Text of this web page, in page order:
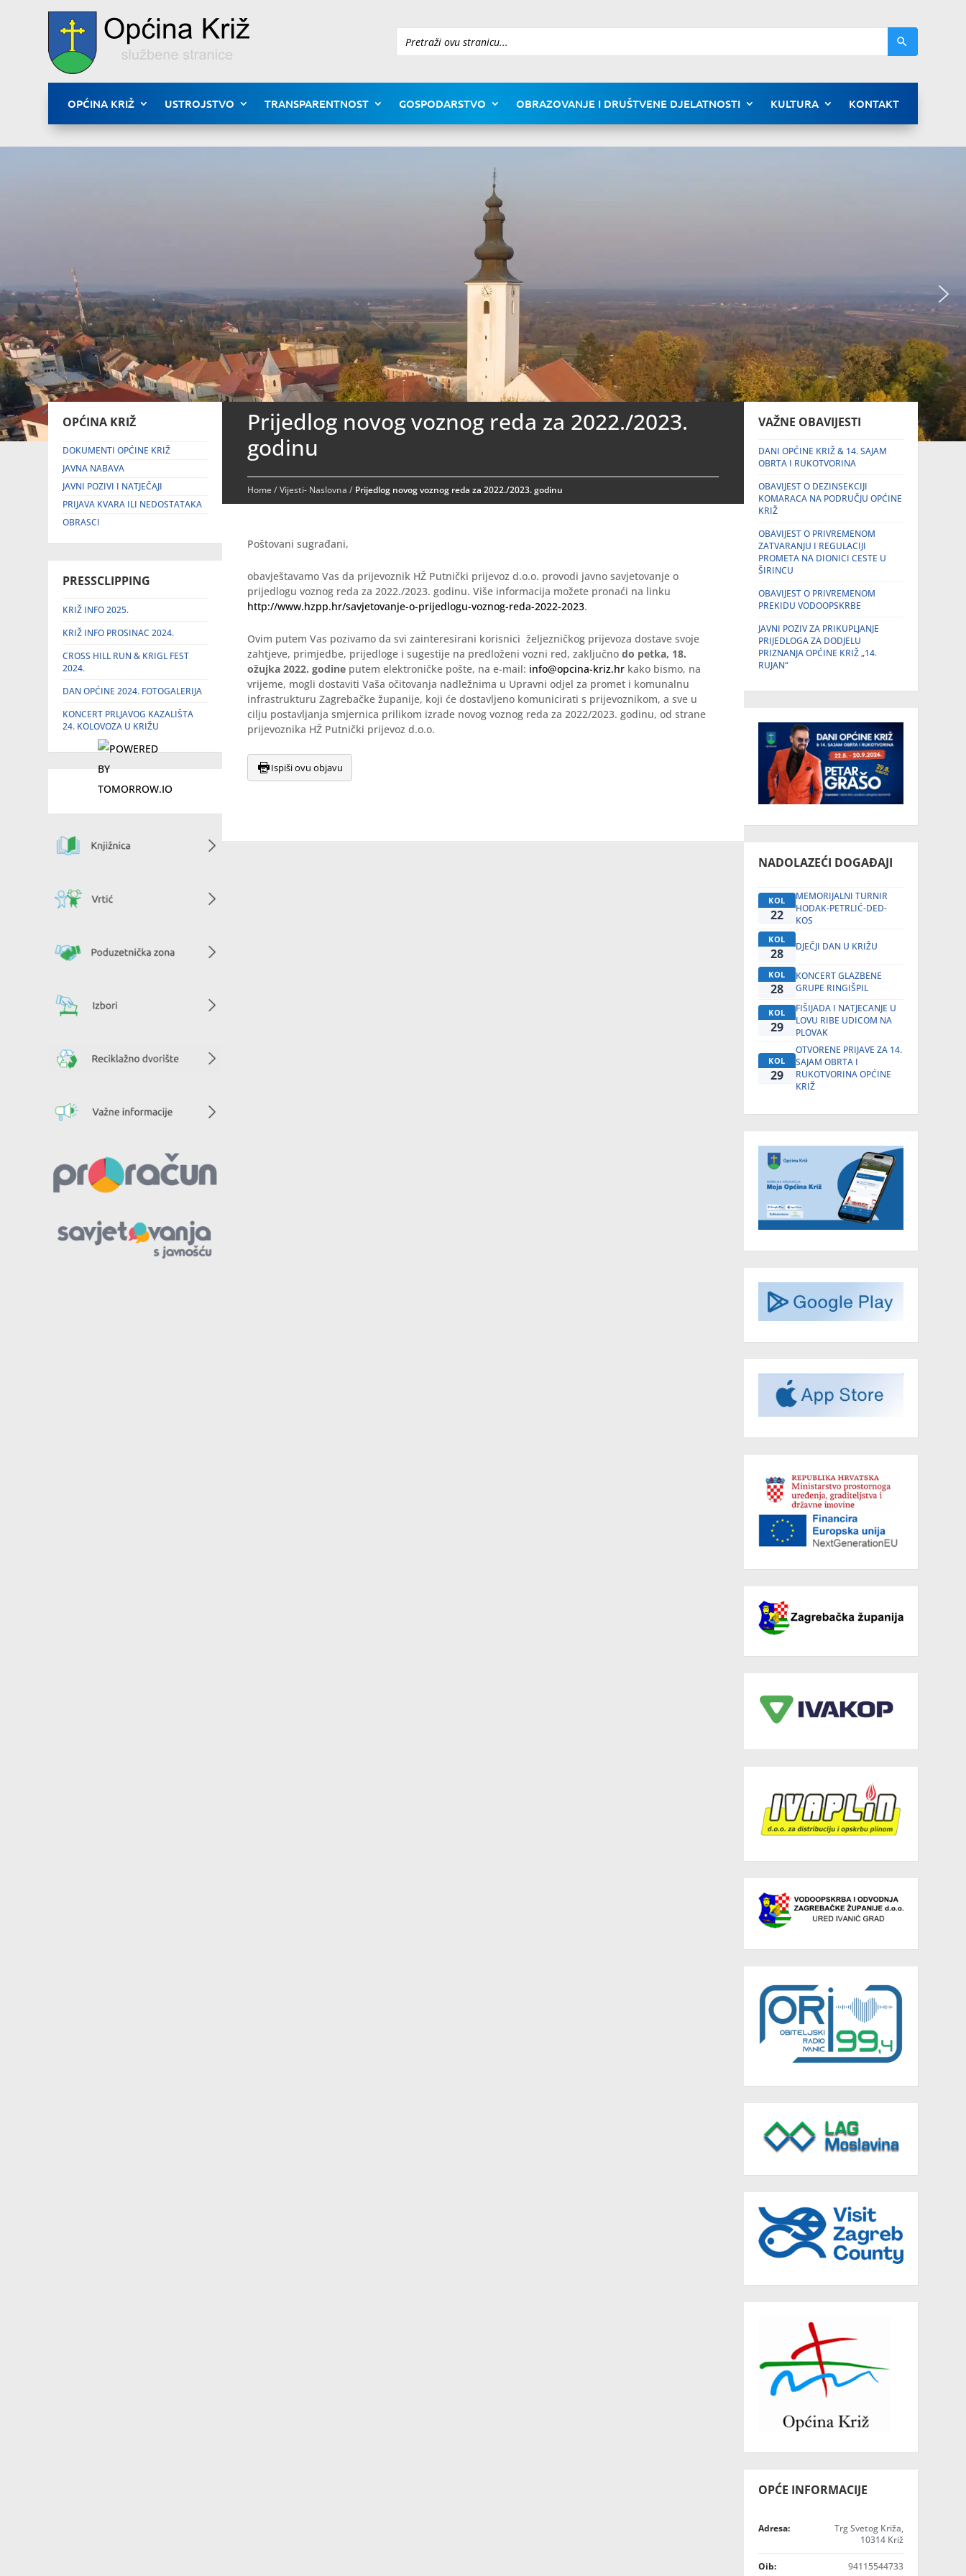
Pretraži
OPĆINA KRIŽ USTROJSTVO TRANSPARENTNOST GOSPODARSTVO OBRAZOVANJE I DRUŠTVENE DJELATNOSTI KULTURA KONTAKT
OPĆINA KRIŽ
DOKUMENTI OPĆINE KRIŽ
JAVNA NABAVA
JAVNI POZIVI I NATJEČAJI
PRIJAVA KVARA ILI NEDOSTATAKA
OBRASCI
PRESSCLIPPING
KRIŽ INFO 2025.
KRIŽ INFO PROSINAC 2024.
CROSS HILL RUN & KRIGL FEST
2024.
DAN OPĆINE 2024. FOTOGALERIJA
KONCERT PRLJAVOG KAZALIŠTA
24. KOLOVOZA U KRIŽU
Prijedlog novog voznog reda za 2022./2023.
godinu
Home/Vijesti- Naslovna / Prijedlog novog voznog reda za 2022./2023. godinu
Poštovani sugrađani,
obavještavamo Vas da prijevoznik HŽ Putnički prijevoz d.o.o. provodi javno savjetovanje o
prijedlogu voznog reda za 2022./2023. godinu. Više informacija možete pronaći na linku
http://www.hzpp.hr/savjetovanje-o-prijedlogu-voznog-reda-2022-2023.
Ovim putem Vas pozivamo da svi zainteresirani korisnici željezničkog prijevoza dostave svoje
zahtjeve, primjedbe, prijedloge i sugestije na predloženi vozni red, zaključnodo petka, 18.
ožujka 2022. godine putem elektroničke pošte, na e-mail: info@opcina-kriz.hr kako bismo, na
vrijeme, mogli dostaviti Vaša očitovanja nadležnima u Upravni odjel za promet i komunalnu
infrastrukturu Zagrebačke županije, koji će dostavljeno komunicirati s prijevoznikom, a sve u
cilju postavljanja smjernica prilikom izrade novog voznog reda za 2022/2023. godinu, od strane
prijevoznika HŽ Putnički prijevoz d.o.o.
Ispiši ovu objavu
VAŽNE OBAVIJESTI
DANI OPĆINE KRIŽ & 14. SAJAM
OBRTA I RUKOTVORINA
OBAVIJEST O DEZINSEKCIJI
KOMARACA NA PODRUČJU OPĆINE
KRIŽ
OBAVIJEST O PRIVREMENOM
ZATVARANJU I REGULACIJI
PROMETA NA DIONICI CESTE U
ŠIRINCU
OBAVIJEST O PRIVREMENOM
PREKIDU VODOOPSKRBE
JAVNI POZIV ZA PRIKUPLJANJE
PRIJEDLOGA ZA DODJELU
PRIZNANJA OPĆINE KRIŽ „14.
RUJAN“
NADOLAZEĆI DOGAĐAJI
KOL
22
MEMORIJALNI TURNIR
HODAK-PETRLIĆ-DED-
KOS
KOL
28 DJEČJI DAN U KRIŽU
KOL
28
KONCERT GLAZBENE
GRUPE RINGIŠPIL
KOL
29
FIŠIJADA I NATJECANJE U
LOVU RIBE UDICOM NA
PLOVAK
KOL
29
OTVORENE PRIJAVE ZA 14.
SAJAM OBRTA I
RUKOTVORINA OPĆINE
KRIŽ
OPĆE INFORMACIJE
Adresa:
Trg Svetog Križa,
10314 Križ
Oib: 94115544733